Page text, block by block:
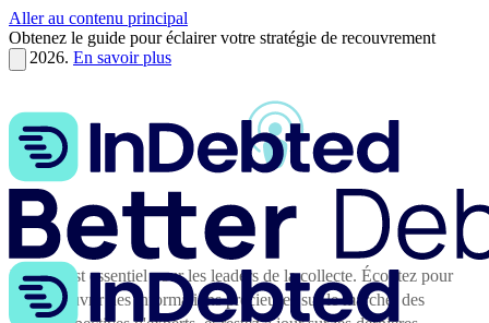
Aller au contenu principal
Obtenez le guide pour éclairer votre stratégie de recouvrement
en 2026. En savoir plus
Le podcast essentiel pour les leaders de la collecte. Écoutez pour
découvrir des informations précieuses sur le marché, des